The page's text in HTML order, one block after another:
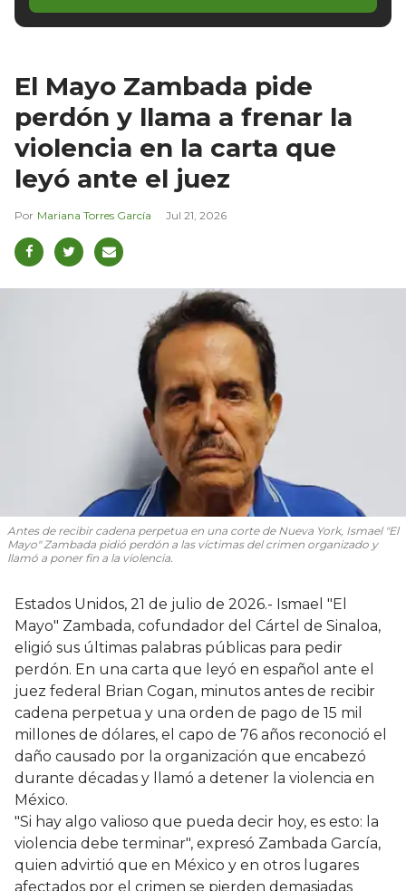
El Mayo Zambada pide
perdón y llama a frenar la
violencia en la carta que
leyó ante el juez
Mariana Torres García Jul 21, 2026
Antes de recibir cadena perpetua en una corte de Nueva York, Ismael "El
Mayo" Zambada pidió perdón a las víctimas del crimen organizado y
llamó a poner fin a la violencia.
Estados Unidos, 21 de julio de 2026.- Ismael "El
Mayo" Zambada, cofundador del Cártel de Sinaloa,
eligió sus últimas palabras públicas para pedir
perdón. En una carta que leyó en español ante el
juez federal Brian Cogan, minutos antes de recibir
cadena perpetua y una orden de pago de 15 mil
millones de dólares, el capo de 76 años reconoció el
daño causado por la organización que encabezó
durante décadas y llamó a detener la violencia en
México.
"Si hay algo valioso que pueda decir hoy, es esto: la
violencia debe terminar", expresó Zambada García,
quien advirtió que en México y en otros lugares
afectados por el crimen se pierden demasiadas